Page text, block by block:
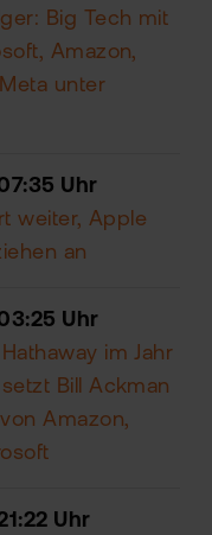
Big Tech mit
Amazon,
unter
Uhr
weiter, Apple
an
Uhr
im Jahr
Bill Ackman
Amazon,
Uhr